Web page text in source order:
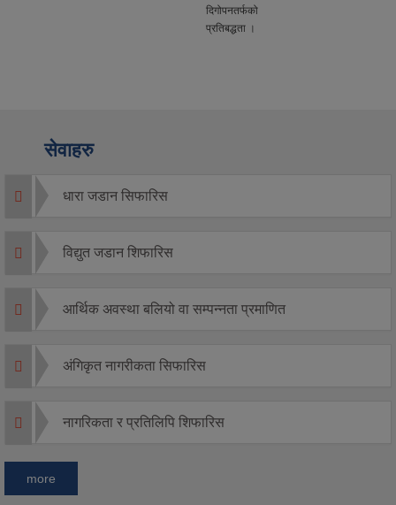
दिगोपनतर्फको
प्रतिबद्धता ।
सेवाहरु
धारा जडान सिफारिस
विद्युत जडान शिफारिस
आर्थिक अवस्था बलियो वा सम्पन्नता प्रमाणित
अंगिकृत नागरीकता सिफारिस
नागरिकता र प्रतिलिपि शिफारिस
more